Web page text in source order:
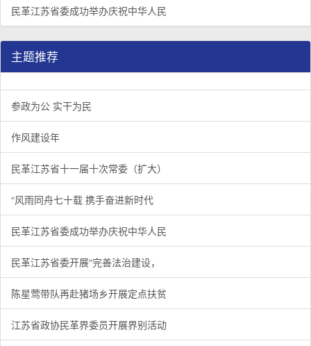
民革江苏省委成功举办庆祝中华人民
主题推荐
参政为公 实干为民
作风建设年
民革江苏省十一届十次常委（扩大）
“风雨同舟七十载 携手奋进新时代
民革江苏省委成功举办庆祝中华人民
民革江苏省委开展“完善法治建设，
陈星莺带队再赴猪场乡开展定点扶贫
江苏省政协民革界委员开展界别活动